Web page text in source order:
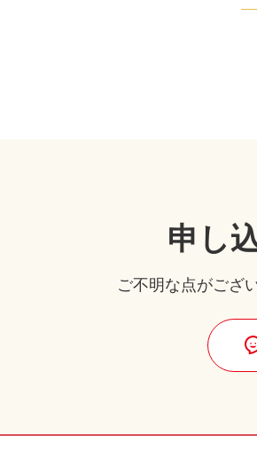
申し
ご不明な点がござ